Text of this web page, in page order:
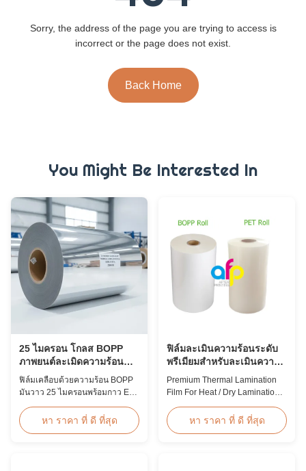
Sorry, the address of the page you are trying to access is
incorrect or the page does not exist.
Back Home
You Might Be Interested In
25 ไมครอน โกลส BOPP
ภาพยนต์ละเมิดความร้อน
EVA เกาหลี 2200 มม
ฟิล์มเคลือบด้วยความร้อน BOPP
มันวาว 25 ไมครอนพร้อมกาว EVA
มม. ความต้านทานแรงดึงสูง ≥150
MPa เหมาะสำหรับการปกป้อง
หา ราคา ที่ ดี ที่สุด
ฟิล์มละเมินความร้อนระดับ
พรีเมียมสําหรับละเมินความ
ร้อน / การละเมินความแห้ง
12 - 350 ไมครอน
Premium Thermal Lamination
Film For Heat / Dry Lamination
Lamination Use Premium
Laminating Roll Thermal
หา ราคา ที่ ดี ที่สุด